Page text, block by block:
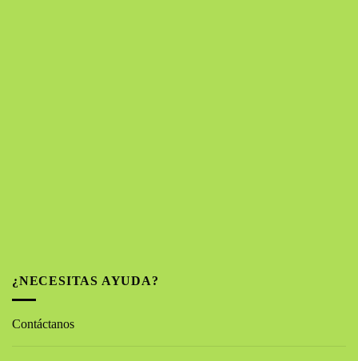
¿NECESITAS AYUDA?
Contáctanos